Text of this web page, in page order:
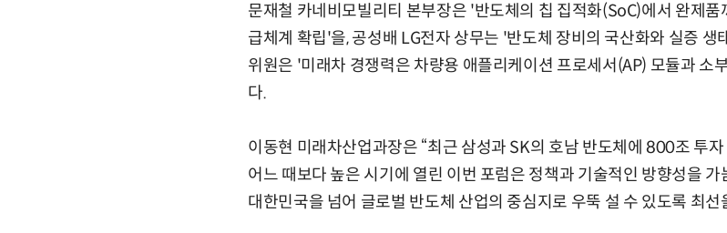
문재철 카네비모빌리티 본부장은 '반도체의 칩 집적화(SoC)에서 완제
급체계 확립'을, 공성배 LG전자 상무는 '반도체 장비의 국산화와 실증 생
위원은 '미래차 경쟁력은 차량용 애플리케이션 프로세서(AP) 모듈과 소
다.
이동현 미래차산업과장은 “최근 삼성과 SK의 호남 반도체에 800조 투
어느 때보다 높은 시기에 열린 이번 포럼은 정책과 기술적인 방향성을 가
대한민국을 넘어 글로벌 반도체 산업의 중심지로 우뚝 설 수 있도록 최선